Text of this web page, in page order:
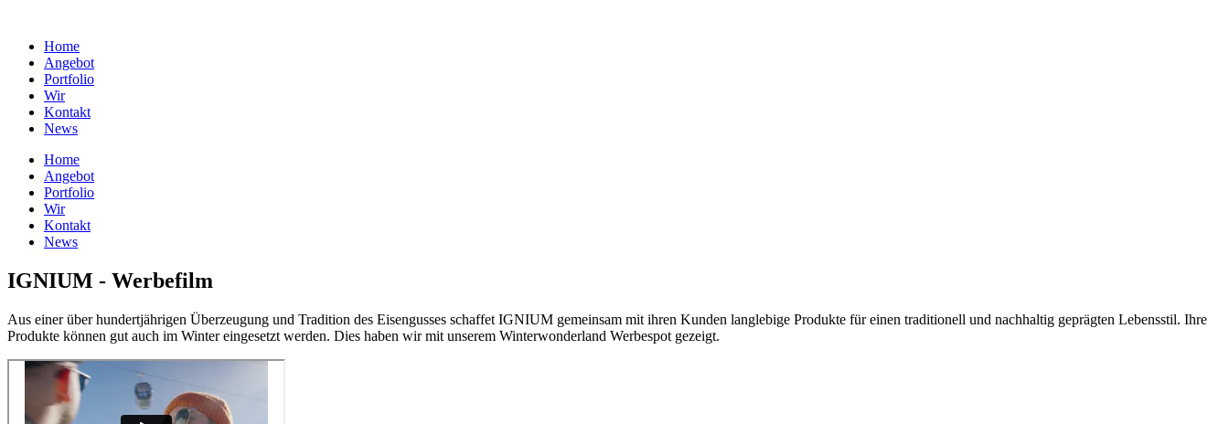
Home
Angebot
Portfolio
Wir
Kontakt
News
Home
Angebot
Portfolio
Wir
Kontakt
News
IGNIUM - Werbefilm
Aus einer über hundertjährigen Überzeugung und Tradition des Eisengusses schaffet IGNIUM gemeinsam mit ihren Kunden langlebige Produkte für einen traditionell und nachhaltig geprägten Lebensstil. Ihre
Produkte können gut auch im Winter eingesetzt werden. Dies haben wir mit unserem Winterwonderland Werbespot gezeigt.